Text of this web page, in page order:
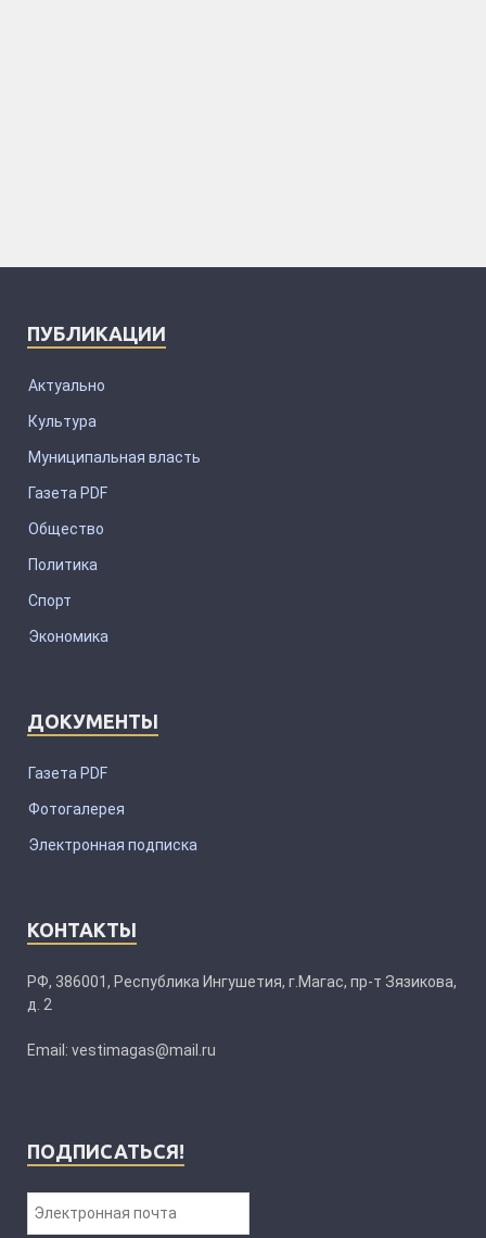
ПУБЛИКАЦИИ
Актуально
Культура
Муниципальная власть
Газета PDF
Общество
Политика
Спорт
Экономика
ДОКУМЕНТЫ
Газета PDF
Фотогалерея
Электронная подписка
КОНТАКТЫ
РФ, 386001, Республика Ингушетия, г.Магас, пр-т Зязикова,
д. 2
Email: vestimagas@mail.ru
ПОДПИСАТЬСЯ!